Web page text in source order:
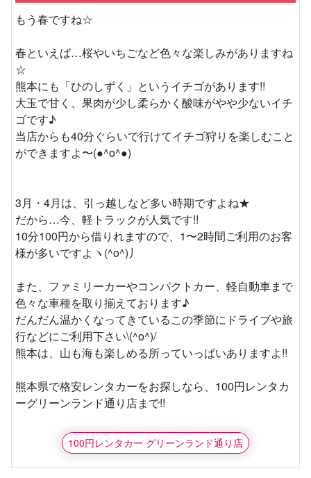
もう春ですね☆
春といえば…桜やいちごなど色々な楽しみがありますね
☆
熊本にも「ひのしずく」というイチゴがあります!!
大玉で甘く、果肉が少し柔らかく酸味がやや少ないイチ
ゴです♪
当店からも40分ぐらいで行けてイチゴ狩りを楽しむこと
ができますよ〜(●^o^●)
3月・4月は、引っ越しなど多い時期ですよね★
だから…今、軽トラックが人気です!!
10分100円から借りれますので、1〜2時間ご利用のお客
様が多いですよヽ(^o^)丿
また、ファミリーカーやコンパクトカー、軽自動車まで
色々な車種を取り揃えております♪
だんだん温かくなってきているこの季節にドライブや旅
行などにご利用下さい\(^o^)/
熊本は、山も海も楽しめる所っていっぱいありますよ!!
熊本県で格安レンタカーをお探しなら、100円レンタカ
ーグリーンランド通り店まで!!
100円レンタカー グリーンランド通り店